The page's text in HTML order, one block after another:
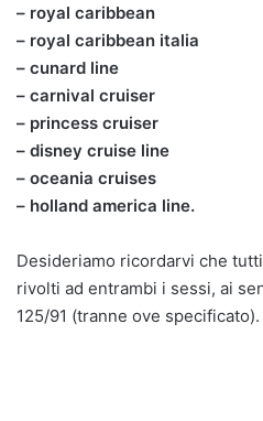
– royal caribbean
– royal caribbean italia
– cunard line
– carnival cruiser
– princess cruiser
– disney cruise line
– oceania cruises
– holland america line.
Desideriamo ricordarvi che
rivolti ad entrambi i sessi, ai
125/91 (tranne ove specificato).